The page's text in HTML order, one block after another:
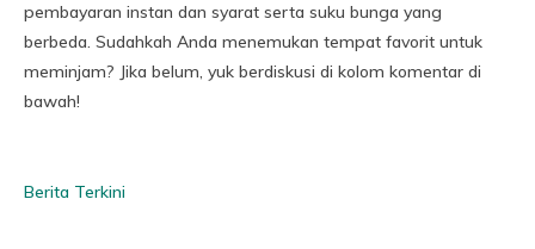
pembayaran instan dan syarat serta suku bunga yang
berbeda. Sudahkah Anda menemukan tempat favorit untuk
meminjam? Jika belum, yuk berdiskusi di kolom komentar di
bawah!
Berita Terkini